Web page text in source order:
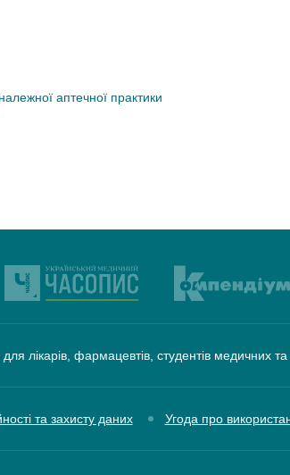
аптечної практики
лікарів, фармацевтів, студентів медичних
та захисту даних Угода про